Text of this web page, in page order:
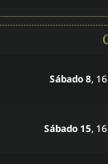
Sábado 8,
Sábado 15,